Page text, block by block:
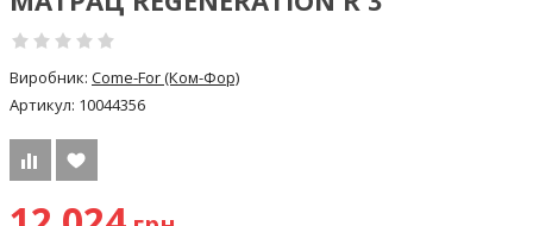
Виробник: Come-For (Ком-Фор)
Артикул: 10044356